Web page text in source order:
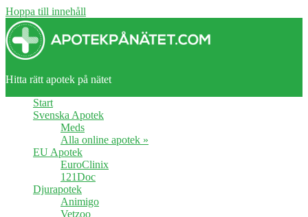
Hoppa till innehåll
Apotekpånätet.com
Hitta rätt apotek på nätet
Start
Svenska Apotek
Meds
Alla online apotek »
EU Apotek
EuroClinix
121Doc
Djurapotek
Animigo
Vetzoo